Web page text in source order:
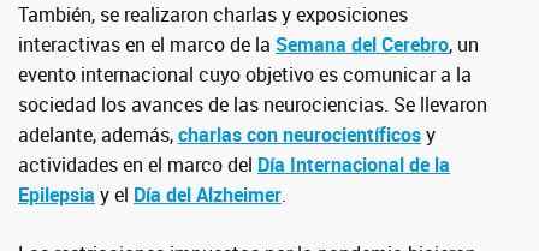
También, se realizaron charlas y exposiciones
interactivas en el marco de la Semana del Cerebro, un
evento internacional cuyo objetivo es comunicar a la
sociedad los avances de las neurociencias. Se llevaron
adelante, además,charlas con neurocientíficosy
actividades en el marco del Día Internacional de la
Epilepsia y el Día del Alzheimer.